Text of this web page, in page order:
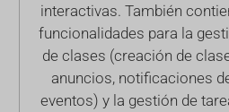
interactivas. También
funcionalidades para la
de clases (creación de
anuncios, notificaciones
eventos) y la gestión de